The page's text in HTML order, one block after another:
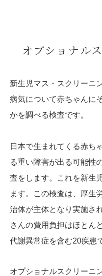
オプショナル
新生児マス・スクリーニ
病気について赤ちゃんに
かを調べる検査です。
日本で生まれてくる赤ち
る重い障害が出る可能性
査をします。これを新生
ます。この検査は、厚生
治体が主体となり実施さ
さんの費用負担はほとん
代謝異常症を含む20疾患
オプショナルスクリーニ